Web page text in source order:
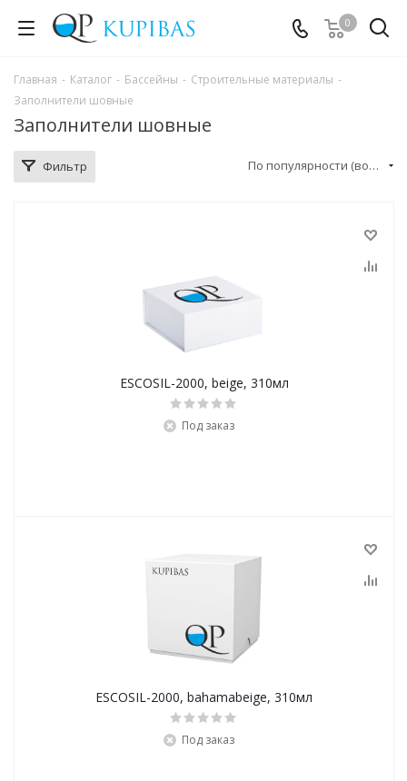
0
Главная - Каталог - Бассейны - Строительные материалы -
Заполнители шовные
Заполнители шовные
Фильтр По популярности (возрастание)
ESCOSIL-2000, beige, 310мл
Под заказ
ESCOSIL-2000, bahamabeige, 310мл
Под заказ